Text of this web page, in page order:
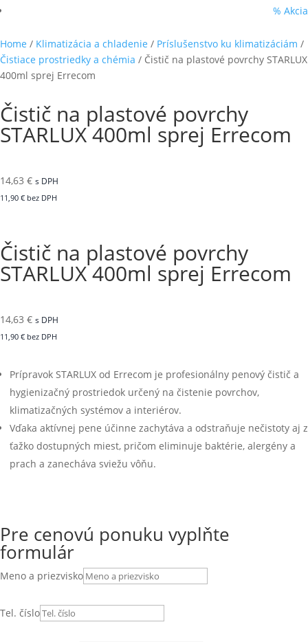
% Akcia
Home / Klimatizácia a chladenie / Príslušenstvo ku klimatizáciám /
Čistiace prostriedky a chémia / Čistič na plastové povrchy STARLUX
400ml sprej Errecom
Čistič na plastové povrchy
STARLUX 400ml sprej Errecom
14,63 € s DPH
11,90 € bez DPH
Čistič na plastové povrchy
STARLUX 400ml sprej Errecom
14,63 € s DPH
11,90 € bez DPH
Prípravok STARLUX od Errecom je profesionálny penový čistič a
hygienizačný prostriedok určený na čistenie povrchov,
klimatizačných systémov a interiérov.
Vďaka aktívnej pene účinne zachytáva a odstraňuje nečistoty aj z
ťažko dostupných miest, pričom eliminuje baktérie, alergény a
prach a zanecháva sviežu vôňu.
Pre cenovú ponuku vyplňte
formulár
Meno a priezvisko
Tel. číslo